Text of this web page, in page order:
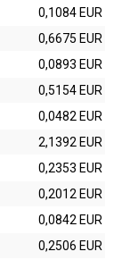
0,1084 EUR
0,6675 EUR
0,0893 EUR
0,5154 EUR
0,0482 EUR
2,1392 EUR
0,2353 EUR
0,2012 EUR
0,0842 EUR
0,2506 EUR